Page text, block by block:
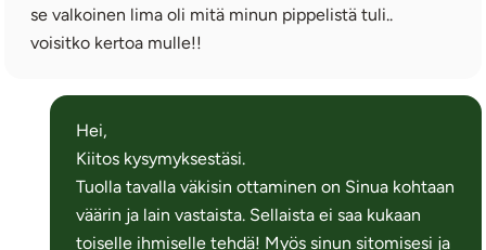
se valkoinen lima oli mitä minun pippelistä tuli..
voisitko kertoa mulle!!
Hei,
Kiitos kysymyksestäsi.
Tuolla tavalla väkisin ottaminen on Sinua kohtaan
väärin ja lain vastaista. Sellaista ei saa kukaan
toiselle ihmiselle tehdä! Myös sinun sitomisesi ja